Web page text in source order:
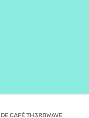
CAFÉ TH3RDWAVE